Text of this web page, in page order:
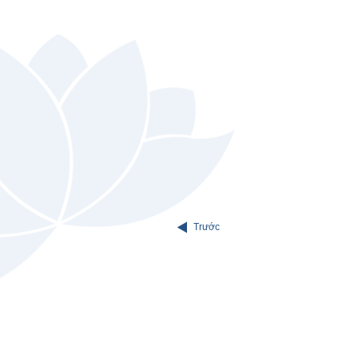
Trước